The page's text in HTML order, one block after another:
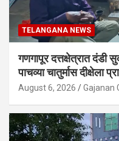
TELANGANA NEWS
गणगापूर दत्तक्षेत्रात दंडी
पाचव्या चातुर्मास दीक्षेला
August 6, 2026 Gajanan